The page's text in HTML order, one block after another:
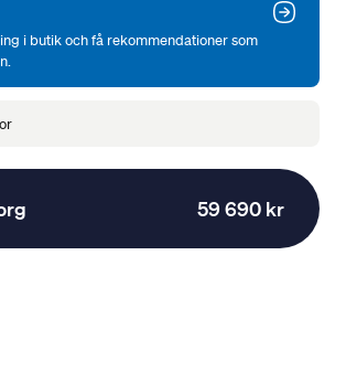
i butik och få rekommendationer som
59 690 kr